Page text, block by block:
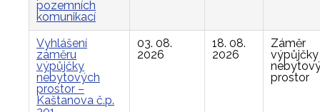
pozemních
komunikací
Vyhlášení
záměru
výpůjčky
nebytových
prostor –
Kaštanova č.p.
03. 08.
2026
18. 08.
2026
Záměr
výpůjčky
prostor